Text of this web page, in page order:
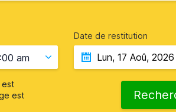
am
Date de restitution
est
est